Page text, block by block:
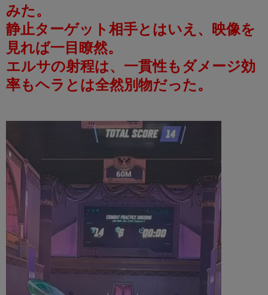
みた。
静止ターゲット相手とはいえ、映像を
見れば一目瞭然。
エルサの射程は、一貫性もダメージ効
率もヘラとは全然別物だった。